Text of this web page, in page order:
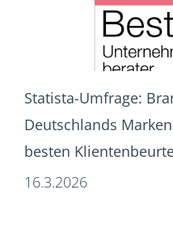
Statista-Umfrage:
Deutschlands
besten
16.3.2026